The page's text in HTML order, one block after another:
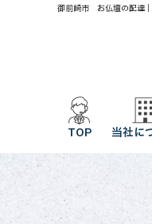
御前崎市 お仏壇の配達
TOP 当社に